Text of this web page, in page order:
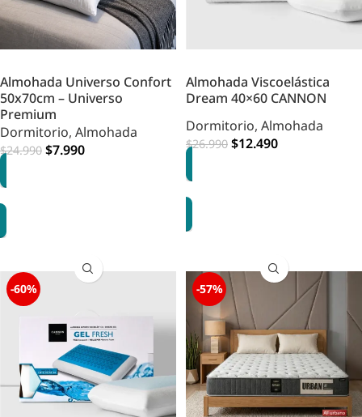
Almohada Universo Confort
50x70cm – Universo
Premium
Dormitorio, Almohada
$24.990 $7.990
Almohada Viscoelástica
Dream 40×60 CANNON
Dormitorio, Almohada
$26.990 $12.490
-60% -57%